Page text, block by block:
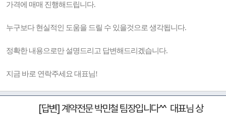
가격에 매매 진행해드립니다.
누구보다 현실적인 도움을 드릴 수 있을것으로 생각됩니다.
정확한 내용으로만 설명드리고 답변해드리겠습니다.
지금 바로 연락주세요 대표님!
[답변] 계약전문 박민철 팀장입니다^^ 대표님 상